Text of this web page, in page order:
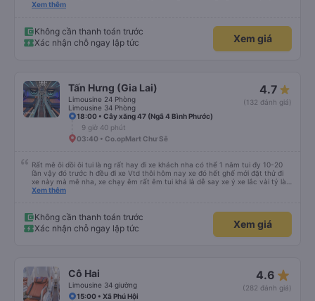
dui tính, chắc cùng tần số nên nói câu nào là cười câu đó - Xe xuất bến đúg
nhìn chug khá ổn, có dừng lại để đi vệ sinh.
Xem thêm
Không cần thanh toán trước
Xác nhận chỗ ngay lập tức
Xem giá
Tấn Hưng (Gia Lai)
Limousine 24 Phòng
Limousine 34 Phòng
4.7
(132 đánh giá)
18:00 • Cây xăng 47 (Ngã 4 Bình Phước)
9 giờ 40 phút
03:40 • Co.opMart Chư Sê
Rất mê ôi dồi ôi tui là ng rất hay đi xe khách nha có thể 1 năm tui đy 10-20
lần vậy đó trước h đều đi xe Vtd thôi hôm nay xe đó hết ghế mới đặt thử đi
xe này mà mê nha, xe chạy êm rất êm tui khá là dễ say xe ý xe lắc vài tý là
tui say liền à mà đi xe này tui ngồi các kiểu thậm chí gần nữa đoạn đg tui
má ko hôi ko ngứa đắp yên tâm lắm tr có mấy xe chăn mỏng điều hòa lạnh
đắp vào 1 lúc vừa hôi vừa ngứa hổng dám đắp, mấy trạm dừng chân đi WC
có nước nha, huhu nhiều chỗ tui đi mấy xe khác ko có nc thậm chí giấy cũng
say nhưng giường bé, vé ăn nhích hơn so vs những xe khác, phục vụ vé ko
tốt nhưng tui chuyên gia đặt vé on nên nói chung tuỵt zời sau này sẽ là
khách quen 😍😍
Xem thêm
Không cần thanh toán trước
Xác nhận chỗ ngay lập tức
Xem giá
Cô Hai
Limousine 34 giường
4.6 star_rate
(282 đánh giá)
15:00 • Xã Phú Hội